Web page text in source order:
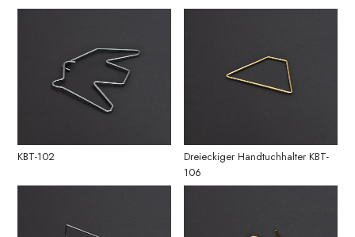
KBT-102
Dreieckiger Handtuchhalter KBT-
106